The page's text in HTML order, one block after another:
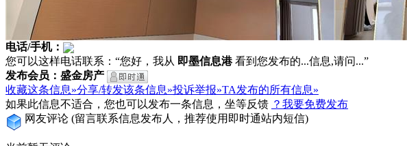
电话/手机：
您可以这样电话联系：“您好，我从 即墨信息港看到您发布的...信息,请问...”
发布会员：盛金房产
收藏这条信息»分享/转发该条信息»投诉举报»TA发布的所有信息»
如果此信息不适合，您也可以发布一条信息，坐等反馈 ？我要免费发布
网友评论 (留言联系信息发布人，推荐使用即时通站内短信)